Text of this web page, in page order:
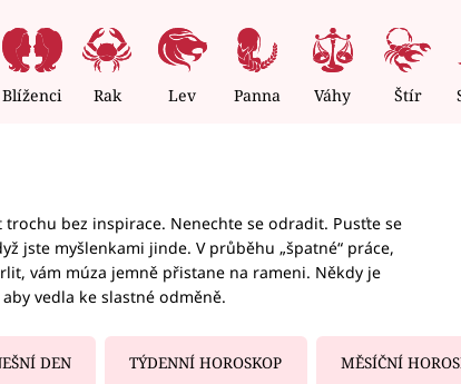
Blíženci Rak Lev Panna Váhy Štír
bez inspirace. Nenechte se odradit. Pusťte se
jste myšlenkami jinde. V průběhu „špatné“ práce,
vám múza jemně přistane na rameni. Někdy je
vedla ke slastné odměně.
DEN TÝDENNÍ HOROSKOP MĚSÍČNÍ